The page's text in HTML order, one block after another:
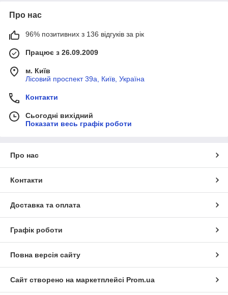
Про нас
96% позитивних з 136 відгуків за рік
Працює з 26.09.2009
м. Київ
Лісовий проспект 39а, Київ, Україна
Контакти
Сьогодні вихідний
Показати весь графік роботи
Про нас
Контакти
Доставка та оплата
Графік роботи
Повна версія сайту
Сайт створено на маркетплейсі Prom.ua